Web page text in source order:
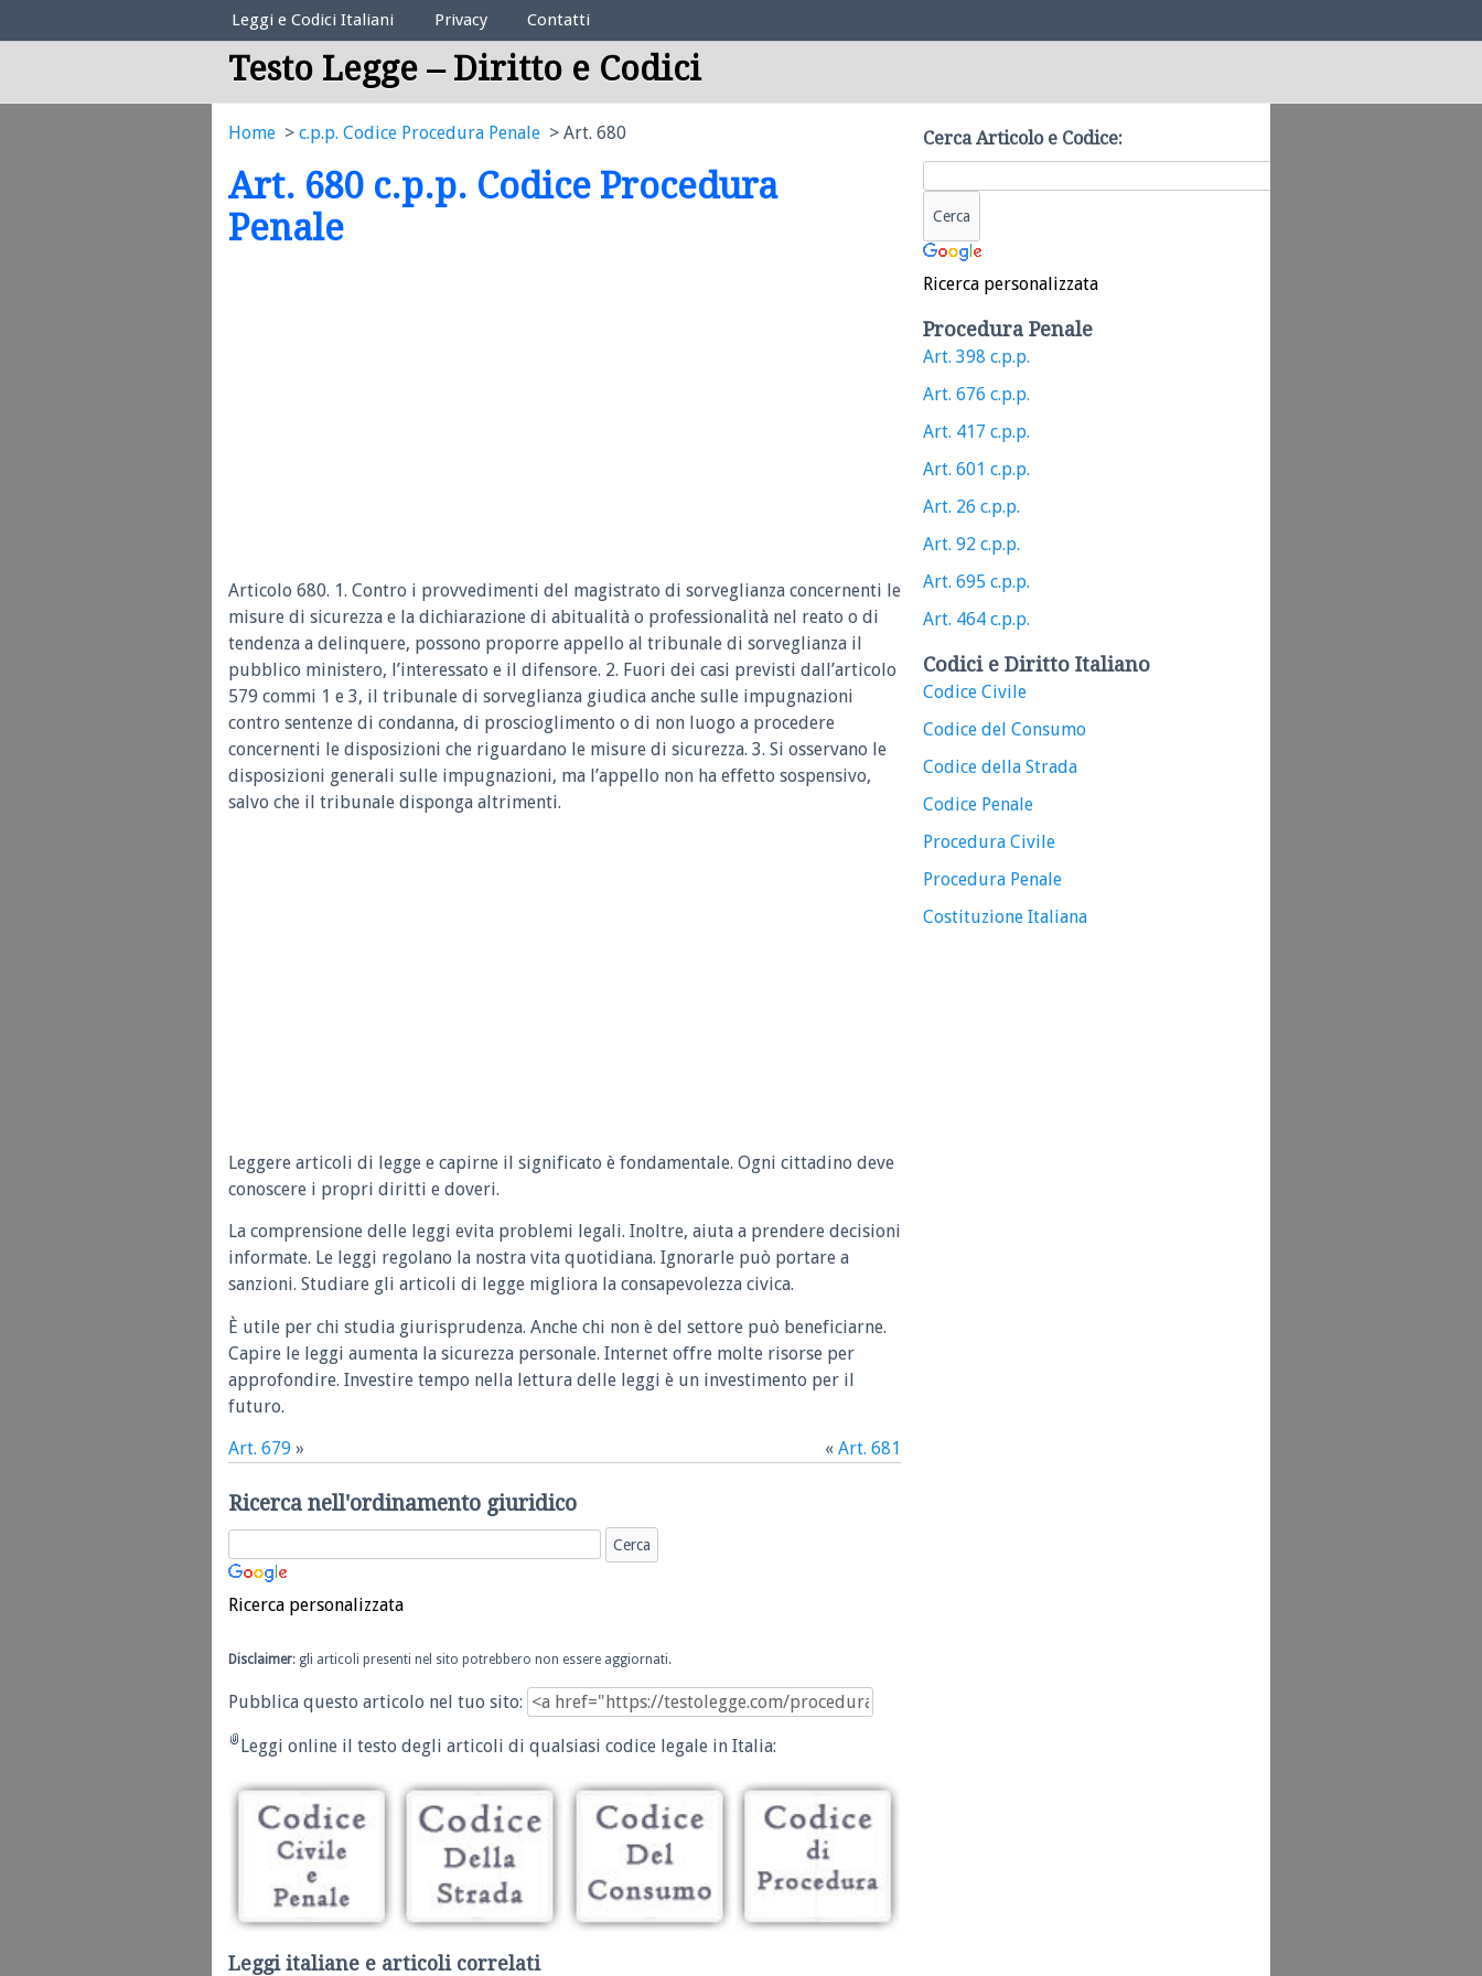
Elenco Codici Legali
Leggi e Codici Italiani Privacy Contatti
Testo Legge – Diritto e Codici
Home c.p.p. Codice Procedura Penale Art. 680
Art. 680 c.p.p. Codice Procedura
Penale
Articolo 680. 1. Contro i provvedimenti del magistrato di sorveglianza concernenti le
misure di sicurezza e la dichiarazione di abitualità o professionalità nel reato o di
tendenza a delinquere, possono proporre appello al tribunale di sorveglianza il
pubblico ministero, l’interessato e il difensore. 2. Fuori dei casi previsti dall’articolo
579 commi 1 e 3, il tribunale di sorveglianza giudica anche sulle impugnazioni
contro sentenze di condanna, di proscioglimento o di non luogo a procedere
concernenti le disposizioni che riguardano le misure di sicurezza. 3. Si osservano le
disposizioni generali sulle impugnazioni, ma l’appello non ha effetto sospensivo,
salvo che il tribunale disponga altrimenti.
Leggere articoli di legge e capirne il significato è fondamentale. Ogni cittadino deve
conoscere i propri diritti e doveri.
La comprensione delle leggi evita problemi legali. Inoltre, aiuta a prendere decisioni
informate. Le leggi regolano la nostra vita quotidiana. Ignorarle può portare a
sanzioni. Studiare gli articoli di legge migliora la consapevolezza civica.
È utile per chi studia giurisprudenza. Anche chi non è del settore può beneficiarne.
Capire le leggi aumenta la sicurezza personale. Internet offre molte risorse per
approfondire. Investire tempo nella lettura delle leggi è un investimento per il
futuro.
Art. 679 » « Art. 681
Ricerca nell'ordinamento giuridico
Ricerca personalizzata
Disclaimer: gli articoli presenti nel sito potrebbero non essere aggiornati.
Pubblica questo articolo nel tuo sito:
Leggi online il testo degli articoli di qualsiasi codice legale in Italia:
Leggi italiane e articoli correlati
Cerca Articolo e Codice:
Ricerca personalizzata
Procedura Penale
Art. 398 c.p.p.
Art. 676 c.p.p.
Art. 417 c.p.p.
Art. 601 c.p.p.
Art. 26 c.p.p.
Art. 92 c.p.p.
Art. 695 c.p.p.
Art. 464 c.p.p.
Codici e Diritto Italiano
Codice Civile
Codice del Consumo
Codice della Strada
Codice Penale
Procedura Civile
Procedura Penale
Costituzione Italiana